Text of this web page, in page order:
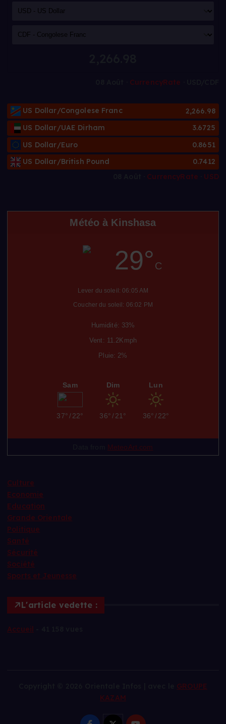
CurrencyRate
US Dollar/Congolese Franc
2,266.98
US Dollar/UAE Dirham
3.6725
US Dollar/Euro
0.8651
US Dollar/British Pound
0.7412
CurrencyRate USD
Météo à Kinshasa
29° C
Lever du soleil: 06:05 AM
Coucher du soleil: 06:02 PM
Humidité: 33%
Vent: 11.2Kmph
Pluie: 2%
Sam
37°/22°
Dim
36°/21°
Lun
36°/22°
MeteoArt.com
Culture
Economie
Education
Grande Orientale
Politique
Santé
Sécurité
Société
Sports et Jeunesse
L'article vedette :
Accueil
GROUPE
KAZAM